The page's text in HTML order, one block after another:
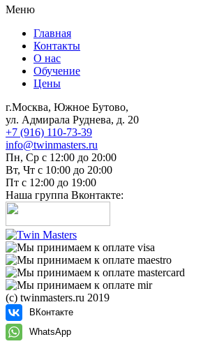
Меню
Главная
Контакты
О нас
Обучение
Цены
г.Москва, Южное Бутово,
ул. Адмирала Руднева, д. 20
+7 (916) 110-73-39
info@twinmasters.ru
Пн, Ср с 12:00 до 20:00
Вт, Чт с 10:00 до 20:00
Пт с 12:00 до 19:00
Наша группа Вконтакте:
(с) twinmasters.ru 2019
ВКонтакте
WhatsApp